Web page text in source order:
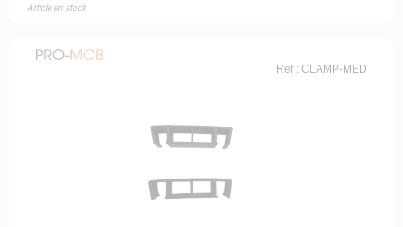
Article en stock
Ref : CLAMP-MED